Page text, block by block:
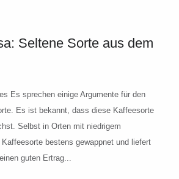
Seltene Sorte aus dem
Es sprechen einige Argumente für den
Es ist bekannt, dass diese Kaffeesorte
Selbst in Orten mit niedrigem
bestens gewappnet und liefert
guten Ertrag...